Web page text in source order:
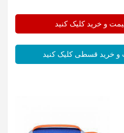
و خرید کلیک کنید
خرید قسطی کلیک کنید